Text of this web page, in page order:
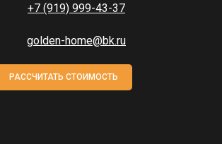
+7 (919) 999-43-37
golden-home@bk.ru
РАССЧИТАТЬ СТОИМОСТЬ